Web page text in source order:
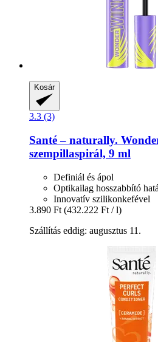
Kosár
3.3 (3)
Santé – naturally.
szempillaspirál, 9 ml
Definiál és ápol
Optikailag hosszabbító
Innovatív szilikonkefével
3.890 Ft (432.222 Ft / l)
Szállítás eddig: augusztus 11.